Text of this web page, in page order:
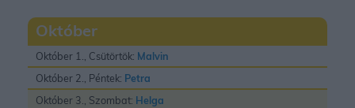
Október
Október 1., Csütörtök: Malvin
Október 2., Péntek: Petra
Október 3., Szombat: Helga